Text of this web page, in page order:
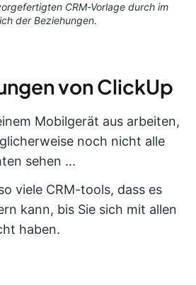
CRM-Vorlage durch im
der Beziehungen.
von ClickUp
Mobilgerät aus arbeiten,
noch nicht alle
sehen ...
viele CRM-tools, dass es
kann, bis Sie sich mit allen
haben.